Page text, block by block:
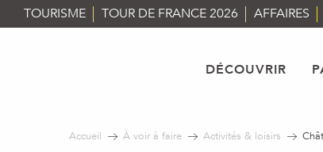
Aller
au
TOURISME TOUR DE FRANCE 2026 AFFAIRES
DÉCOUVRIR
Accueil À voir à faire Activités & loisirs